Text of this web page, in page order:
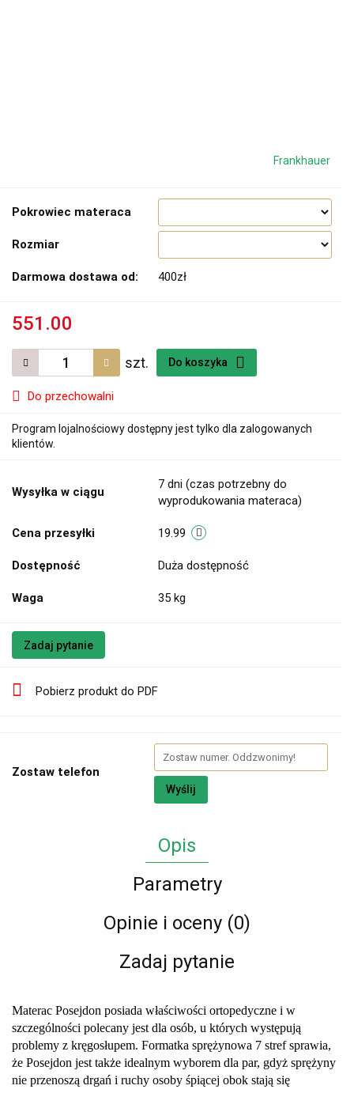
Frankhauer
Pokrowiec materaca
Rozmiar
Darmowa dostawa od: 400zł
551.00
szt. Do koszyka
Do przechowalni
Program lojalnościowy dostępny jest tylko dla zalogowanych
klientów.
Wysyłka w ciągu
7 dni (czas potrzebny do
wyprodukowania materaca)
Cena przesyłki 19.99
Dostępność Duża dostępność
Waga 35 kg
Zadaj pytanie
Pobierz produkt do PDF
Zostaw telefon
Wyślij
Opis
Parametry
Opinie i oceny (0)
Zadaj pytanie
Materac Posejdon posiada właściwości ortopedyczne i w
szczególności polecany jest dla osób, u których występują
problemy z kręgosłupem. Formatka sprężynowa 7 stref sprawia,
że Posejdon jest także idealnym wyborem dla par, gdyż sprężyny
nie przenoszą drgań i ruchy osoby śpiącej obok stają się